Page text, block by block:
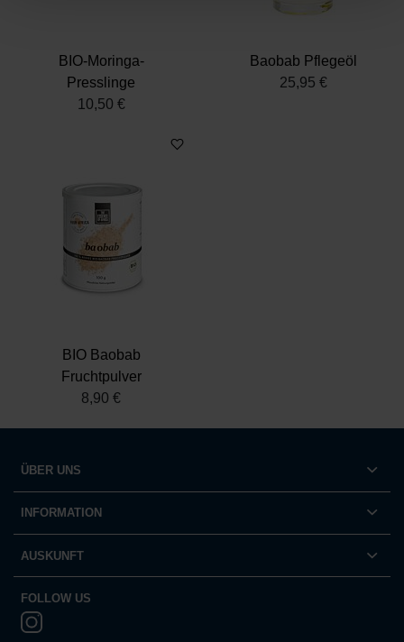
bestimmten Merkmalen (Fingerprinting) identifizieren
verarbeitet werden, und legen Sie Ihre Präferenzen im
Abschnitt Einzelheiten
personalisieren, Funktionen für soziale Medien anbieten
analysieren. Außerdem geben wir Informationen zu Ihrer
Verwendung unserer Website an unsere Partner für
soziale Medien, Werbung und Analysen weiter. Unsere
Partner führen diese Informationen möglicherweise mit
weiteren Daten zusammen, die Sie ihnen bereitgestellt
haben oder die sie im Rahmen Ihrer Nutzung der Dienste
BIO-Moringa-
Presslinge
10,50 €
Baobab Pflegeöl
25,95 €
BIO Baobab
Fruchtpulver
8,90 €
ÜBER UNS
INFORMATION
AUSKUNFT
FOLLOW US